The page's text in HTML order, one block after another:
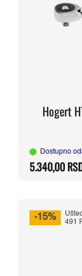
Hogert
Dostupno
5.340,00
-15%
491